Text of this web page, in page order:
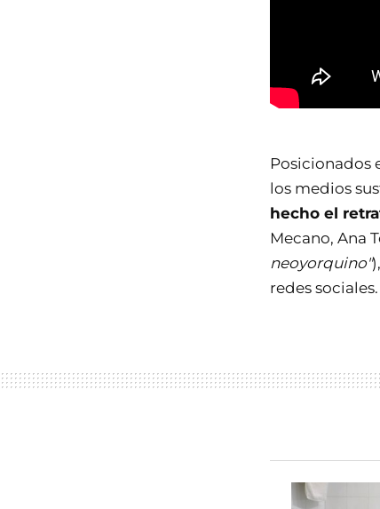
Posicionados
los medios
hecho el
Mecano, Ana
neoyorquino"
redes sociales.